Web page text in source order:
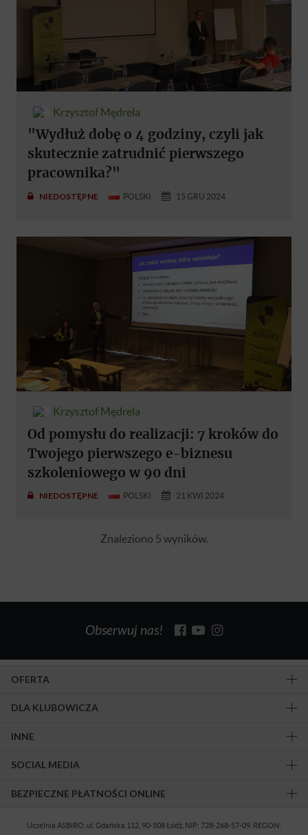
Krzysztof Mędrela
"Wydłuż dobę o 4 godziny, czyli jak
skutecznie zatrudnić pierwszego
pracownika?"
NIEDOSTĘPNE POLSKI 15 GRU 2024
Krzysztof Mędrela
Od pomysłu do realizacji: 7 kroków do
Twojego pierwszego e-biznesu
szkoleniowego w 90 dni
NIEDOSTĘPNE POLSKI 21 KWI 2024
Znaleziono 5 wyników.
Obserwuj nas!
OFERTA
DLA KLUBOWICZA
INNE
SOCIAL MEDIA
BEZPIECZNE PŁATNOŚCI ONLINE
Uczelnia ASBiRO, ul. Gdańska 112, 90-508 Łódź, NIP: 728-268-57-09, REGON: